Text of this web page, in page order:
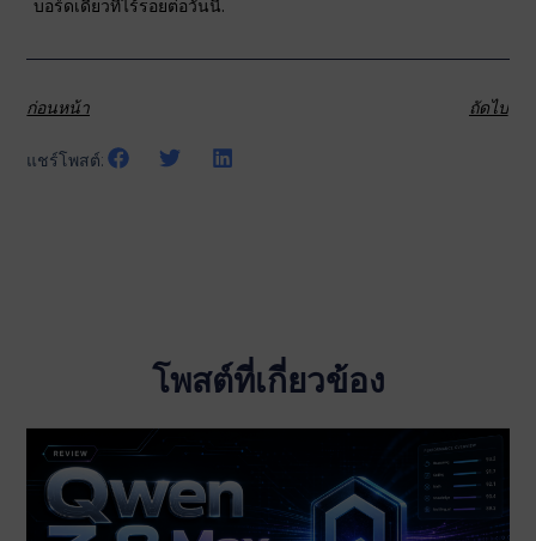
บอร์ดเดียวที่ไร้รอยต่อวันนี้.
ก่อนหน้า ถัดไป
แชร์โพสต์:
โพสต์ที่เกี่ยวข้อง